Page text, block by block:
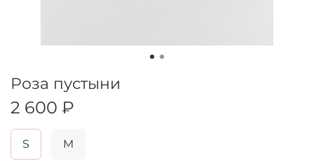
Роза пустыни
2 600 ₽
S M